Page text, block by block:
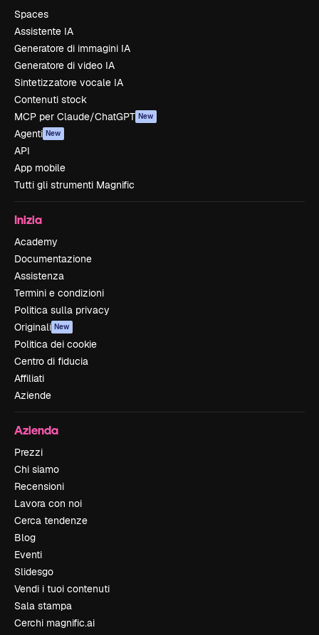
Spaces
Assistente IA
Generatore di immagini IA
Generatore di video IA
Sintetizzatore vocale IA
Contenuti stock
MCP per Claude/ChatGPT New
Agenti New
API
App mobile
Tutti gli strumenti Magnific
Inizia
Academy
Documentazione
Assistenza
Termini e condizioni
Politica sulla privacy
Originali New
Politica dei cookie
Centro di fiducia
Affiliati
Aziende
Azienda
Prezzi
Chi siamo
Recensioni
Lavora con noi
Cerca tendenze
Blog
Eventi
Slidesgo
Vendi i tuoi contenuti
Sala stampa
Cerchi magnific.ai